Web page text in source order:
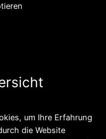
um Ihre Erfahrung
die Website